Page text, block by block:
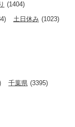
(1404)
土日休み (1023)
千葉県 (3395)